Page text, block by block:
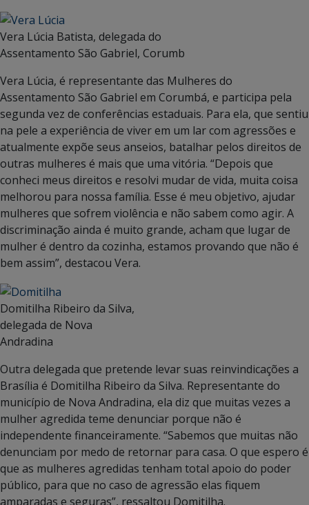
Vera Lúcia Batista, delegada do
Assentamento São Gabriel, Corumb
Vera Lúcia, é representante das Mulheres do
Assentamento São Gabriel em Corumbá, e participa pela
segunda vez de conferências estaduais. Para ela, que sentiu
na pele a experiência de viver em um lar com agressões e
atualmente expõe seus anseios, batalhar pelos direitos de
outras mulheres é mais que uma vitória. “Depois que
conheci meus direitos e resolvi mudar de vida, muita coisa
melhorou para nossa família. Esse é meu objetivo, ajudar
mulheres que sofrem violência e não sabem como agir. A
discriminação ainda é muito grande, acham que lugar de
mulher é dentro da cozinha, estamos provando que não é
bem assim”, destacou Vera.
Domitilha Ribeiro da Silva,
delegada de Nova
Andradina
Outra delegada que pretende levar suas reinvindicações a
Brasília é Domitilha Ribeiro da Silva. Representante do
município de Nova Andradina, ela diz que muitas vezes a
mulher agredida teme denunciar porque não é
independente financeiramente. “Sabemos que muitas não
denunciam por medo de retornar para casa. O que espero é
que as mulheres agredidas tenham total apoio do poder
público, para que no caso de agressão elas fiquem
amparadas e seguras”, ressaltou Domitilha.